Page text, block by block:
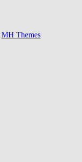
MH Themes